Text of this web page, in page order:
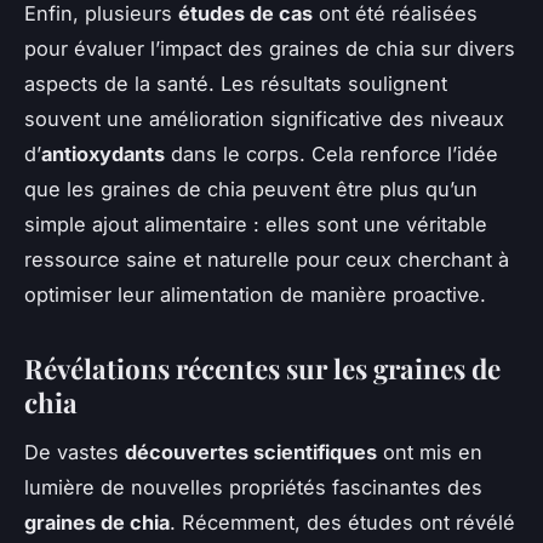
Enfin, plusieurs études de cas ont été réalisées
pour évaluer l’impact des graines de chia sur divers
aspects de la santé. Les résultats soulignent
souvent une amélioration significative des niveaux
d’antioxydants dans le corps. Cela renforce l’idée
que les graines de chia peuvent être plus qu’un
simple ajout alimentaire : elles sont une véritable
ressource saine et naturelle pour ceux cherchant à
optimiser leur alimentation de manière proactive.
Révélations récentes sur les graines de
chia
De vastes découvertes scientifiques ont mis en
lumière de nouvelles propriétés fascinantes des
graines de chia. Récemment, des études ont révélé